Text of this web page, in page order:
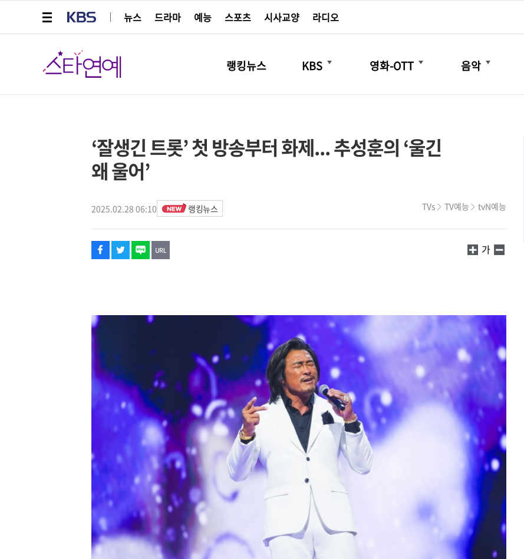
뉴스
드라마 예능 스포츠 시사교양 라디오
스타연예
랭킹뉴스 KBS
더보기
영화-OTT
더보기
음악
더보기
‘잘생긴 트롯’ 첫 방송부터 화제... 추성훈의 ‘울긴
왜 울어’
2025.02.28 06:10 랭킹뉴스 TVs TV예능 tvN예능
페이스북
트위터
네이버
URL복사
글씨 작게보기
가
글씨 크게보기
스타박스